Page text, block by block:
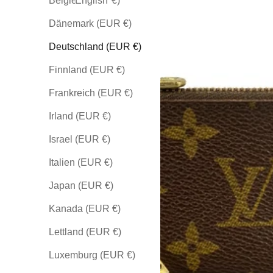
Dänemark (EUR €)
Deutschland (EUR €)
Finnland (EUR €)
Frankreich (EUR €)
Irland (EUR €)
Israel (EUR €)
Italien (EUR €)
Japan (EUR €)
Kanada (EUR €)
Lettland (EUR €)
Luxemburg (EUR €)